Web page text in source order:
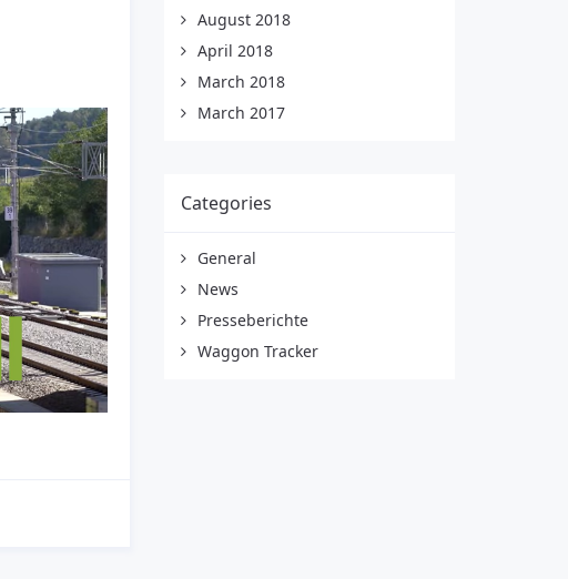
August 2018
April 2018
March 2018
March 2017
Categories
General
News
Presseberichte
Waggon Tracker